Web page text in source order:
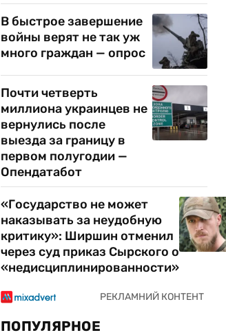
В быстрое завершение
войны верят не так уж
много граждан — опрос
Почти четверть
миллиона украинцев не
вернулись после
выезда за границу в
первом полугодии —
Опендатабот
«Государство не может
наказывать за неудобную
критику»: Ширшин отменил
через суд приказ Сырского о
«недисциплинированности»
ПОПУЛЯРНОЕ